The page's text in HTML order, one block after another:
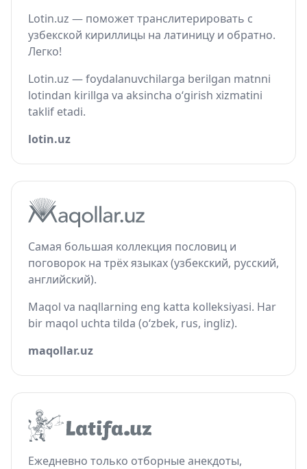
Lotin.uz — поможет транслитерировать с
узбекской кириллицы на латиницу и обратно.
Легко!
Lotin.uz — foydalanuvchilarga berilgan matnni
lotindan kirillga va aksincha o‘girish xizmatini
taklif etadi.
lotin.uz
Самая большая коллекция пословиц и
поговорок на трёх языках (узбекский, русский,
английский).
Maqol va naqllarning eng katta kolleksiyasi. Har
bir maqol uchta tilda (o‘zbek, rus, ingliz).
maqollar.uz
Ежедневно только отборные анекдоты,